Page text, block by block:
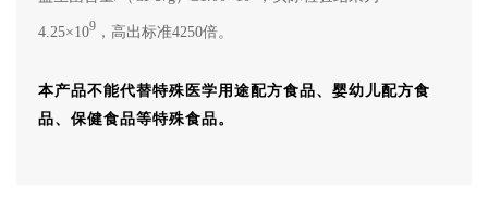
4.25×109 ，高出标准4250倍。
本产品不能代替特殊医学用途配方食品、婴幼儿配方食
品、保健食品等特殊食品。